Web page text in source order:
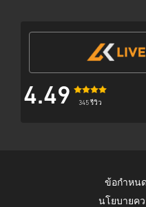
4.49 345 รีวิว
ข้อกำหน
นโยบายค